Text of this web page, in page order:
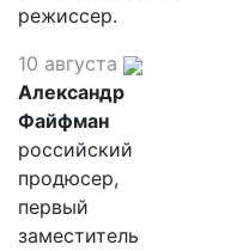
режиссер.
10 августа
Александр
Файфман
российский
продюсер,
первый
заместитель